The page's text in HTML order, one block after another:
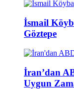
İsmail
Göztepe
İran’dan
Uygun